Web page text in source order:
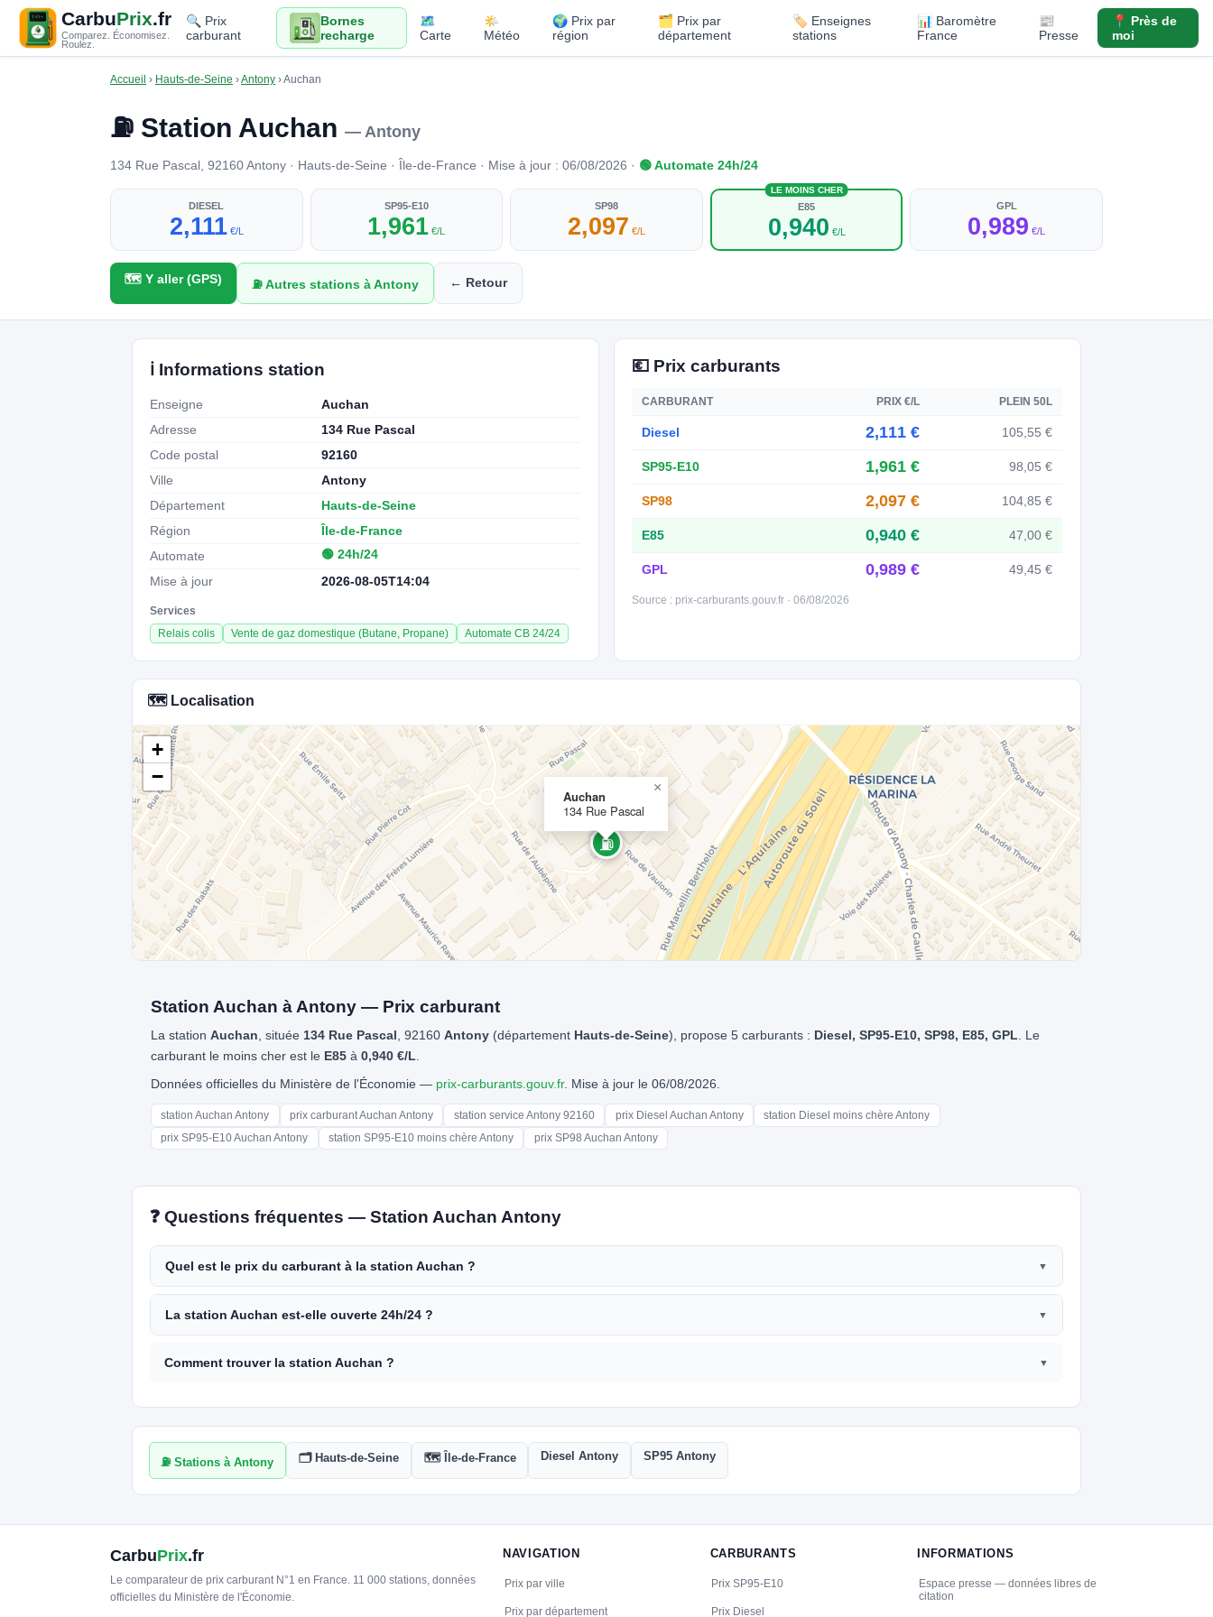
CarbuPrix.fr
Comparez. Économisez.
Roulez.
🔍 Prix
carburant
Bornes
recharge
🗺️
Carte
🌤️
Météo
🌍 Prix par
région
🗂️ Prix par
département
🏷️ Enseignes
stations
📊 Baromètre
France
📰
Presse
📍 Près de
moi
Accueil › Hauts-de-Seine ›Antony ›Auchan
⛽ Station Auchan — Antony
134 Rue Pascal, 92160 Antony · Hauts-de-Seine · Île-de-France · Mise à jour : 06/08/2026 · 🟢 Automate 24h/24
DIESEL
2,111€/L
SP95-E10
1,961 €/L
SP98
2,097 €/L
LE MOINS CHER
E85
0,940 €/L
GPL
0,989 €/L
🗺️ Y aller (GPS) ⛽ Autres stations à Antony ← Retour
ℹ️ Informations station
Enseigne
Auchan
Adresse
134 Rue Pascal
Code postal
92160
Ville
Antony
Département
Hauts-de-Seine
Région
Île-de-France
Automate
🟢 24h/24
Mise à jour
2026-08-05T14:04
Services
Relais colis
Vente de gaz domestique (Butane, Propane) Automate CB 24/24
💶 Prix carburants
CARBURANT PRIX €/L PLEIN 50L
Diesel 2,111 € 105,55 €
SP95-E10 1,961 € 98,05 €
SP98 2,097 € 104,85 €
E85 0,940 € 47,00 €
GPL 0,989 € 49,45 €
Source : prix-carburants.gouv.fr · 06/08/2026
🗺️ Localisation
⛽
Auchan
134 Rue Pascal
×
+
−
Station Auchan à Antony — Prix carburant
La station Auchan, située 134 Rue Pascal, 92160 Antony(département Hauts-de-Seine), propose 5 carburants : Diesel, SP95-E10, SP98, E85, GPL. Le
carburant le moins cher est le E85à 0,940 €/L.
Données officielles du Ministère de l'Économie — prix-carburants.gouv.fr. Mise à jour le 06/08/2026.
station Auchan Antony prix carburant Auchan Antony station service Antony 92160 prix Diesel Auchan Antony
station Diesel moins chère Antony
prix SP95-E10 Auchan Antony
station SP95-E10 moins chère Antony prix SP98 Auchan Antony
❓ Questions fréquentes — Station Auchan Antony
Quel est le prix du carburant à la station Auchan ?
La station Auchan est-elle ouverte 24h/24 ?
Comment trouver la station Auchan ?
⛽ Stations à Antony 🗂️ Hauts-de-Seine 🗺️ Île-de-France Diesel Antony SP95 Antony
CarbuPrix.fr
Le comparateur de prix carburant N°1 en France. 11 000 stations, données
officielles du Ministère de l'Économie.
NAVIGATION
Prix par ville
Prix par département
CARBURANTS
Prix SP95-E10
Prix Diesel
INFORMATIONS
Espace presse — données libres de
citation